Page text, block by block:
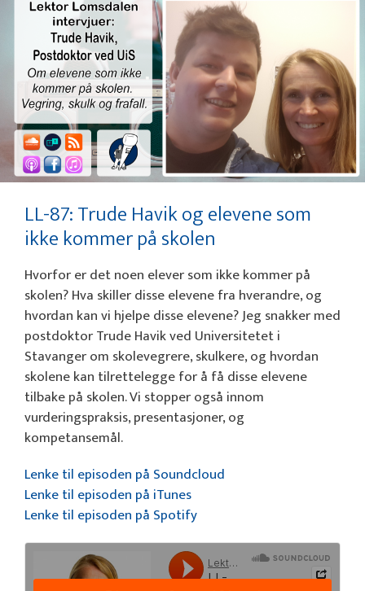
LL-87: Trude Havik og elevene som
ikke kommer på skolen
Hvorfor er det noen elever som ikke kommer på
skolen? Hva skiller disse elevene fra hverandre, og
hvordan kan vi hjelpe disse elevene? Jeg snakker med
postdoktor Trude Havik ved Universitetet i
Stavanger om skolevegrere, skulkere, og hvordan
skolene kan tilrettelegge for å få disse elevene
tilbake på skolen. Vi stopper også innom
vurderingspraksis, presentasjoner, og
kompetansemål.
Lenke til episoden på Soundcloud
Lenke til episoden på iTunes
Lenke til episoden på Spotify